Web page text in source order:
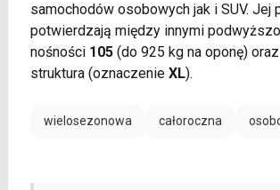
samochodów osobowych jak i SUV. Jej
potwierdzają między innymi
nośności 105(do 925 kg na oponę)
struktura (oznaczenie XL).
wielosezonowa całoroczna